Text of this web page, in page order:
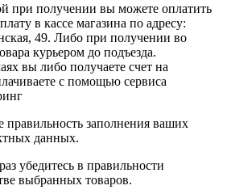
при получении вы можете оплатить
в кассе магазина по адресу:
49. Либо при получении во
курьером до подъезда.
вы либо получаете счет на
с помощью сервиса
правильность заполнения ваших
данных.
убедитесь в правильности
выбранных товаров.